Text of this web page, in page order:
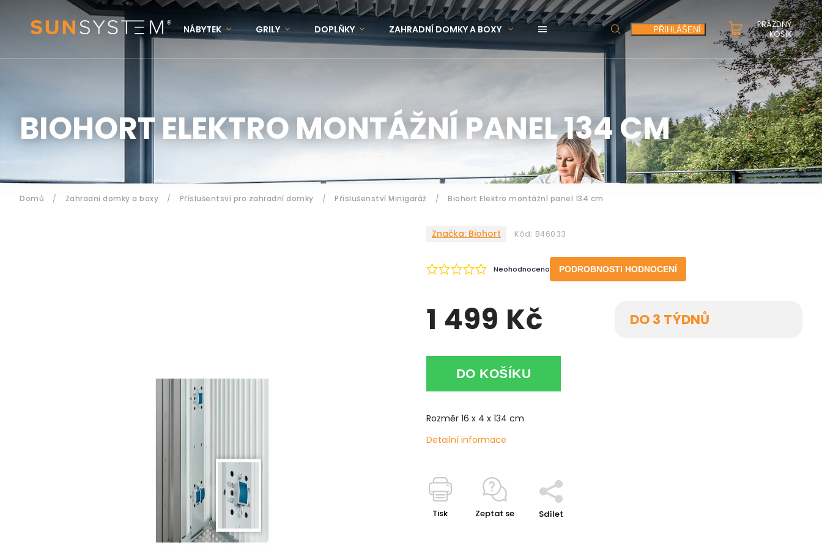
HLEDAT
PRÁZDNÝ
KOŠÍK
PŘIHLÁŠENÍ
NÁBYTEK GRILY DOPLŇKY ZAHRADNÍ DOMKY A BOXY
BIOHORT ELEKTRO MONTÁŽNÍ PANEL 134 CM
Domů / Zahradní domky a boxy / Příslušentsví pro zahradní domky / Příslušenství Minigaráž / Biohort Elektro montážní panel 134 cm
Značka: Biohort Kód: B46033
Neohodnoceno PODROBNOSTI HODNOCENÍ
1 499 Kč DO 3 TÝDNŮ
DO KOŠÍKU
Rozměr 16 x 4 x 134 cm
Detailní informace
Tisk Zeptat se Sdílet